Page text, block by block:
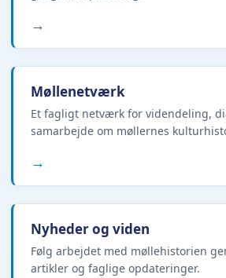
→
Møllenetværk
Et fagligt netværk for videndeling,
samarbejde om møllernes
→
Nyheder og viden
Følg arbejdet med møllehistorien
artikler og faglige opdateringer.